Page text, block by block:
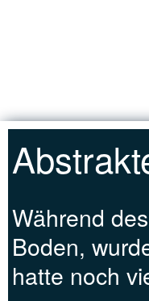
Während
Boden,
hatte noch